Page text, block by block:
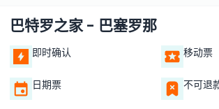
巴特罗之家 - 巴塞罗那
即时确认 移动票
日期票 不可退